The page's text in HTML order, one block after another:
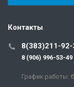
Контакты
8(383)211-92-
8 (906) 996-53-49
График работы: